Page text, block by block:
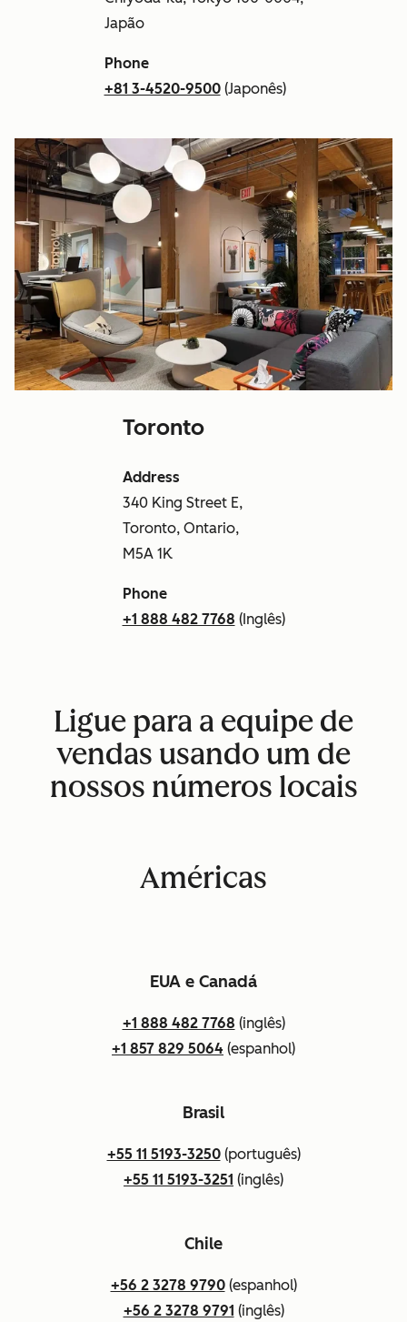
Japão
Phone
+81 3-4520-9500(Japonês)
Toronto
Address
340 King Street E,
Toronto, Ontario,
M5A 1K
Phone
+1 888 482 7768 (Inglês)
Ligue para a equipe de
vendas usando um de
nossos números locais
Américas
EUA e Canadá
+1 888 482 7768 (inglês)
+1 857 829 5064 (espanhol)
Brasil
+55 11 5193-3250(português)
+55 11 5193-3251 (inglês)
Chile
+56 2 3278 9790(espanhol)
+56 2 3278 9791 (inglês)